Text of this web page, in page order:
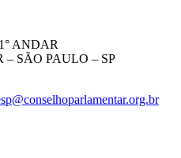
ANDAR
– SÃO PAULO – SP